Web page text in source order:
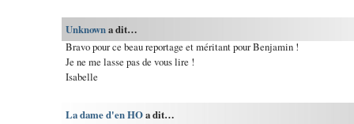
Unknowna dit…
Bravo pour ce beau reportage et méritant pour Benjamin !
Je ne me lasse pas de vous lire !
Isabelle
La dame d'en HOa dit…